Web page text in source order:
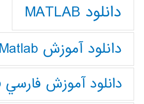
دانلود MATLAB
دانلود آموزش Matlab
دانلود آموزش فارسي Matlab